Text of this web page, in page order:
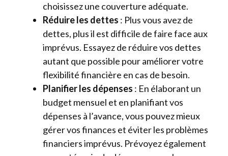
choisissez une couverture adéquate.
Réduire les dettes : Plus vous avez de
dettes, plus il est difficile de faire face aux
imprévus. Essayez de réduire vos dettes
autant que possible pour améliorer votre
flexibilité financière en cas de besoin.
Planifier les dépenses : En élaborant un
budget mensuel et en planifiant vos
dépenses à l’avance, vous pouvez mieux
gérer vos finances et éviter les problèmes
financiers imprévus. Prévoyez également